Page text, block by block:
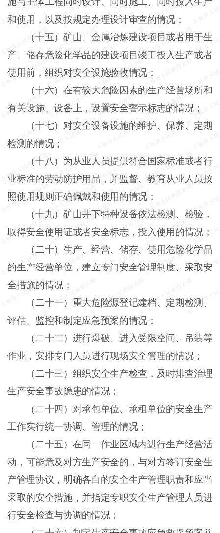
和使用，以及按规定办理设计审查的情况；
（十五）矿山、金属冶炼建设项目或者用于生
产、储存危险化学品的建设项目竣工投入生产或者
使用前，组织对安全设施验收情况；
（十六）在有较大危险因素的生产经营场所和
有关设施、设备上，设置安全警示标志的情况；
（十七）对安全设备设施的维护、保养、定期
检测的情况；
（十八）为从业人员提供符合国家标准或者行
业标准的劳动防护用品，并监督、教育从业人员按
照使用规则正确佩戴和使用的情况；
（十九）矿山井下特种设备依法检测、检验，
取得安全使用证或者安全标志，投入使用的情况；
（二十）生产、经营、储存、使用危险化学品
的生产经营单位，建立专门安全管理制度、采取安
全措施的情况；
（二十一）重大危险源登记建档、定期检测、
评估、监控和制定应急预案的情况；
（二十二）进行爆破、进入受限空间、吊装等
作业，安排专门人员进行现场安全管理的情况；
（二十三）组织安全生产检查，及时排查治理
生产安全事故隐患的情况；
（二十四）对承包单位、承租单位的安全生产
工作实行统一协调、管理的情况；
（二十五）在同一作业区域内进行生产经营活
动，可能危及对方生产安全的，与对方签订安全生
产管理协议，明确各自的安全生产管理职责和应当
采取的安全措施，并指定专职安全生产管理人员进
行安全检查与协调的情况；